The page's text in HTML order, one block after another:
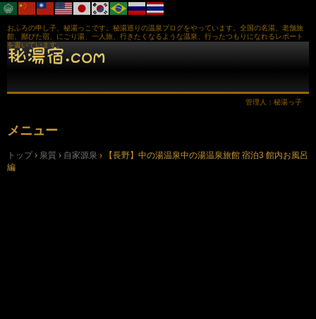
おふろの申し子、秘湯っこです。秘湯巡りの温泉ブログをやっています。全国の名湯、老舗旅
館、鄙びた宿、にごり湯、一人旅、行きたくなるような温泉、行ったつもりになれるレポート
を書いています。
管理人：秘湯っ子
メニュー
ン
テ
トップ › 泉質 › 自家源泉 ›
【長野】中の湯温泉中の湯温泉旅館 宿泊3 館内お風呂
編